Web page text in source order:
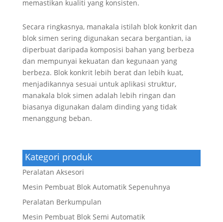
memastikan kualiti yang konsisten.
Secara ringkasnya, manakala istilah blok konkrit dan
blok simen sering digunakan secara bergantian, ia
diperbuat daripada komposisi bahan yang berbeza
dan mempunyai kekuatan dan kegunaan yang
berbeza. Blok konkrit lebih berat dan lebih kuat,
menjadikannya sesuai untuk aplikasi struktur,
manakala blok simen adalah lebih ringan dan
biasanya digunakan dalam dinding yang tidak
menanggung beban.
Kategori produk
Peralatan Aksesori
Mesin Pembuat Blok Automatik Sepenuhnya
Peralatan Berkumpulan
Mesin Pembuat Blok Semi Automatik